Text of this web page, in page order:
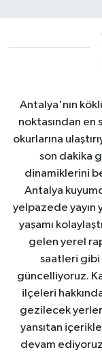
Antalya'nın
noktasından en
okurlarına
son dakika
dinamiklerini
Antalya
yelpazede yayın
yaşamı
gelen yerel
saatleri gibi
güncelliyoruz.
ilçeleri
gezilecek yerler
yansıtan
devam